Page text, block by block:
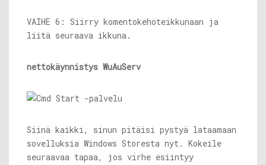
VAIHE 6: Siirry komentokehoteikkunaan ja
liitä seuraava ikkuna.
nettokäynnistys WuAuServ
Siinä kaikki, sinun pitäisi pystyä lataamaan
sovelluksia Windows Storesta nyt. Kokeile
seuraavaa tapaa, jos virhe esiintyy